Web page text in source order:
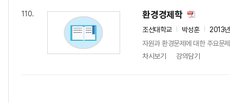
110. 환경경제학
조선대학교 박성훈
2013
자원과 환경문제에 대한 주요문
차시보기
강의담기